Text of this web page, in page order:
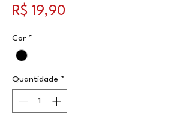
R$ 19,90
Cor *
Quantidade *